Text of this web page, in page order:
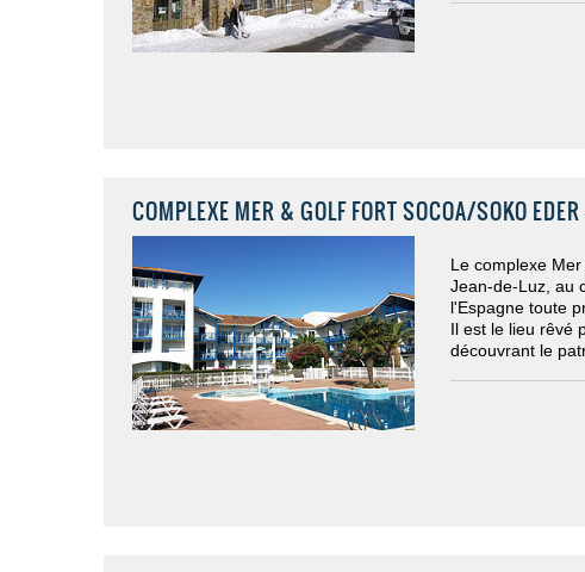
COMPLEXE MER & GOLF FORT SOCOA/SOKO
Le complexe
Jean-de-Luz, au
l'Espagne toute
Il est le lieu rêvé
découvrant le